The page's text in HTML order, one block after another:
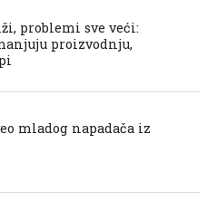
problemi sve veći:
proizvodnju,
mladog napadača iz